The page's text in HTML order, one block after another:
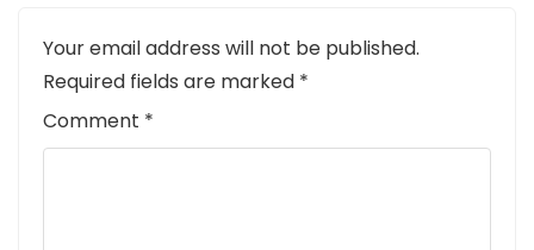
Your email address will not be published.
Required fields are marked *
Comment *